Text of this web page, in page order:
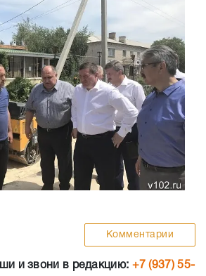
Комментарии
и звони в редакцию: +7 (937) 55-